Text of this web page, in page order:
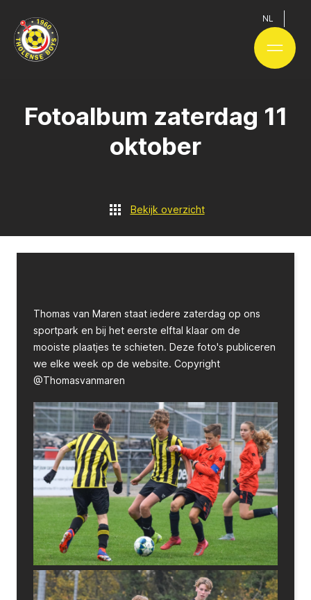
NL
Fotoalbum zaterdag 11
oktober
Bekijk overzicht
Thomas van Maren staat iedere zaterdag op ons
sportpark en bij het eerste elftal klaar om de
mooiste plaatjes te schieten. Deze foto's publiceren
we elke week op de website. Copyright
@Thomasvanmaren